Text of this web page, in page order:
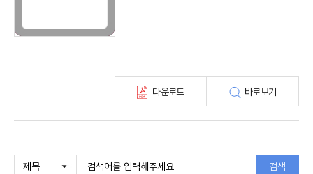
보험총서
보험회사 재무분석(종간)
다운로드 바로보기
검색